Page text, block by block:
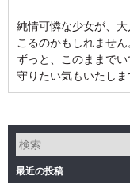
純情可憐な少女が、
こるのかもしれません
ずっと、このままで
守りたい気もいたしま
最近の投稿